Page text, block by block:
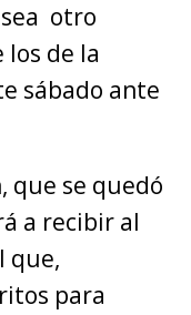
otro
los de la
sábado ante
que se quedó
a recibir al
que,
para